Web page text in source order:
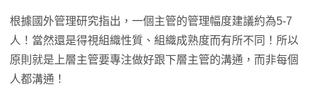
根據國外管理研究指出，一個主管的管理幅度建議約為5-7
人！當然還是得視組織性質、組織成熟度而有所不同！所以
原則就是上層主管要專注做好跟下層主管的溝通，而非每個
人都溝通！